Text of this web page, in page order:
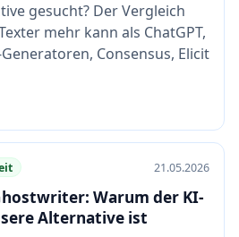
gesucht? Der Vergleich
mehr kann als ChatGPT,
Consensus, Elicit
21.05.2026
Warum der KI-
Alternative ist